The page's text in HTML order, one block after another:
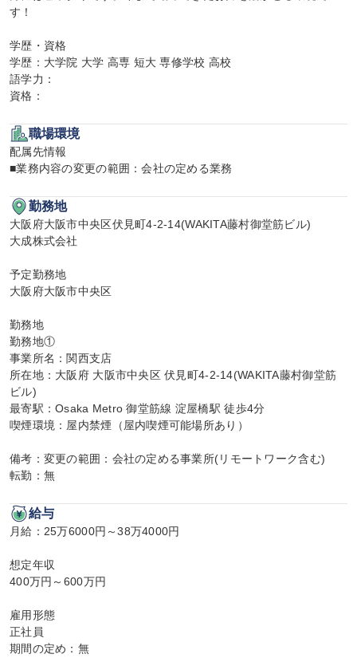
す！
学歴・資格
学歴：大学院 大学 高専 短大 専修学校 高校
語学力：
資格：
職場環境
配属先情報
■業務内容の変更の範囲：会社の定める業務
勤務地
大阪府大阪市中央区伏見町4-2-14(WAKITA藤村御堂筋ビル)
大成株式会社
予定勤務地
大阪府大阪市中央区
勤務地
勤務地①
事業所名：関西支店
所在地：大阪府 大阪市中央区 伏見町4-2-14(WAKITA藤村御堂筋
ビル)
最寄駅：Osaka Metro 御堂筋線 淀屋橋駅 徒歩4分
喫煙環境：屋内禁煙（屋内喫煙可能場所あり）
備考：変更の範囲：会社の定める事業所(リモートワーク含む)
転勤：無
給与
月給：25万6000円～38万4000円
想定年収
400万円～600万円
雇用形態
正社員
期間の定め：無